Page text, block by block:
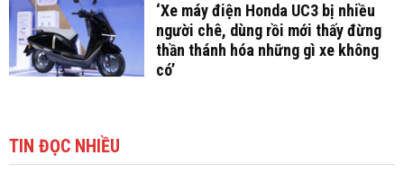
‘Xe máy điện Honda UC3 bị nhiều
người chê, dùng rồi mới thấy đừng
thần thánh hóa những gì xe không
có’
TIN ĐỌC NHIỀU